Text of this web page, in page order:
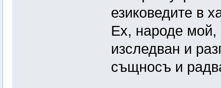
езиковедите в
Ех, народе мой,
изследван и
същносъ и